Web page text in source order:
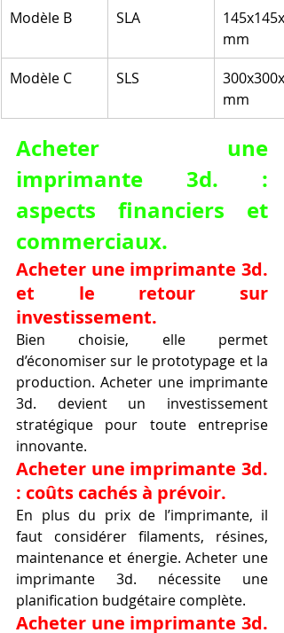
Modèle B
SLA
mm
Modèle C
SLS
mm
Acheter une
imprimante 3d. :
aspects financiers et
commerciaux.
Acheter une imprimante 3d.
et le retour sur
investissement.
Bien choisie, elle permet
d’économiser sur le prototypage et la
production. Acheter une imprimante
3d. devient un investissement
stratégique pour toute entreprise
innovante.
Acheter une imprimante 3d.
: coûts cachés à prévoir.
En plus du prix de l’imprimante, il
faut considérer filaments, résines,
maintenance et énergie. Acheter une
imprimante 3d. nécessite une
planification budgétaire complète.
Acheter une imprimante 3d.